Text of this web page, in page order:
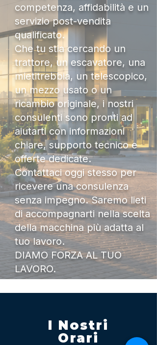
competenza, affidabilità e un
servizio post-vendita
qualificato.
Che tu stia cercando un
trattore, un escavatore, una
mietitrebbia, un telescopico,
un mezzo usato o un
ricambio originale, i nostri
consulenti sono pronti ad
aiutarti con informazioni
chiare, supporto tecnico e
offerte dedicate.
Contattaci oggi stesso per
ricevere una consulenza
senza impegno. Saremo lieti
di accompagnarti nella scelta
della macchina più adatta al
tuo lavoro.
DIAMO FORZA AL TUO
LAVORO.
I Nostri
Orari